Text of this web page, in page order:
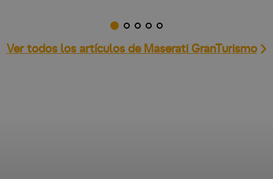
Ver todos los artículos de Maserati GranTurismo